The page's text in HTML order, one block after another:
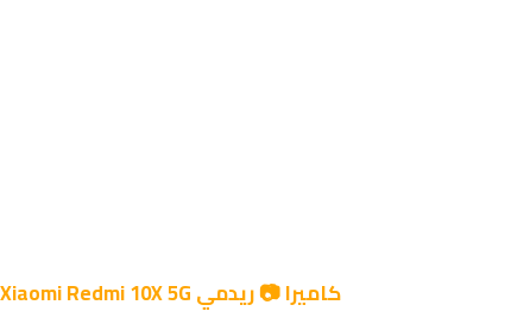
كاميرا 📷 ريدمي Xiaomi Redmi 10X 5G :